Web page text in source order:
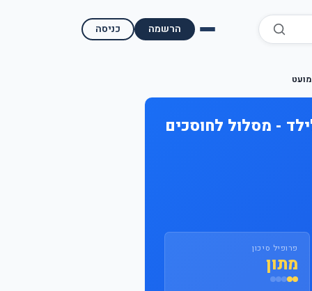
כניסה הרשמה
השוואת בתי השקעות למסחר עצמאי
מאמרים ומדריכים- מסלול לחוסכים
פרופיל סיכון
מתון